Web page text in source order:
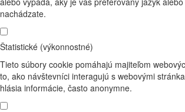
nachádzate.
Štatistické (výkonnostné)
Tieto súbory cookie pomáhajú majiteľom
to, ako návštevníci interagujú s webovými
hlásia informácie, často anonymne.